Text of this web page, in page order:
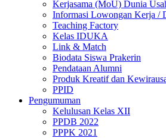
Kerjasama (MoU) Dunia
Informasi Lowongan Kerja /
Teaching Factory
Kelas IDUKA
Link & Match
Biodata Siswa Prakerin
Pendataan Alumni
Produk Kreatif dan
PPID
Pengumuman
Kelulusan Kelas XII
PPDB 2022
PPPK 2021